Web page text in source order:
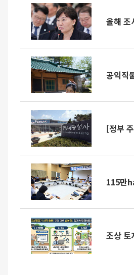
올해 조
공익직
[정부
115만
조상 토